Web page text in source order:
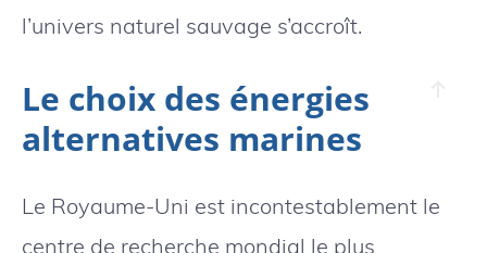
l’univers naturel sauvage s’accroît.
Le choix des énergies
alternatives marines
Le Royaume-Uni est incontestablement le
centre de recherche mondial le plus